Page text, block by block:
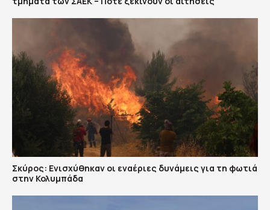
Σκύρος: Ενισχύθηκαν οι εναέριες δυνάμεις για τη φωτιά
στην Κολυμπάδα